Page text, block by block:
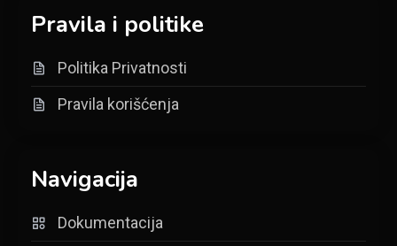
Pravila i politike
Politika Privatnosti
Pravila korišćenja
Navigacija
Dokumentacija